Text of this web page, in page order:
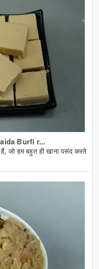
Burfi r...
हैं, जो हम बहुत ही खाना पसंद करते